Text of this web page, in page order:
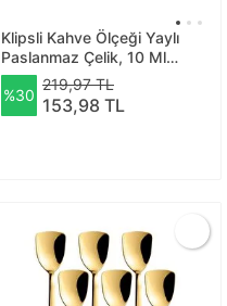
Klipsli Kahve Ölçeği Yaylı
Paslanmaz Çelik, 10 Ml
Kaşıklı
%30
219,97 TL
153,98 TL